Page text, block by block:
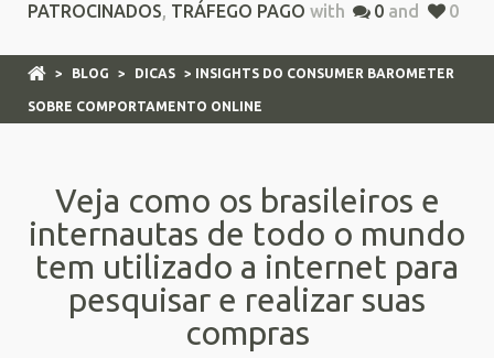
PATROCINADOS, TRÁFEGO PAGO with 0 and 0
> BLOG > DICAS > INSIGHTS DO CONSUMER BAROMETER
SOBRE COMPORTAMENTO ONLINE
Veja como os brasileiros e
internautas de todo o mundo
tem utilizado a internet para
pesquisar e realizar suas
compras